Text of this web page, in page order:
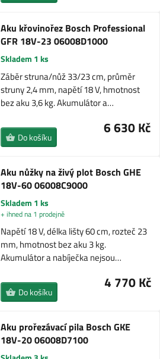
Aku křovinořez Bosch Professional
GFR 18V-23 06008D1000
Skladem 1 ks
Záběr struna/nůž 33/23 cm, průměr
struny 2,4 mm, napětí 18 V, hmotnost
bez aku 3,6 kg. Akumulátor a…
6 630 Kč
Do košíku
Aku nůžky na živý plot Bosch GHE
18V-60 06008C9000
Skladem 1 ks
+ ihned na 1 prodejně
Napětí 18 V, délka lišty 60 cm, rozteč 23
mm, hmotnost bez aku 3 kg.
Akumulátor a nabíječka nejsou…
4 770 Kč
Do košíku
Aku prořezávací pila Bosch GKE
18V-20 06008D7100